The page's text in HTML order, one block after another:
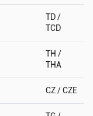
TD /
TCD
TH /
THA
CZ / CZE